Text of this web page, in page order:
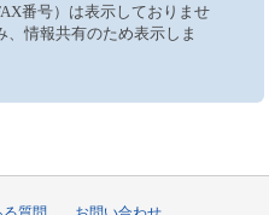
番号）は表示しておりませ
情報共有のため表示しま